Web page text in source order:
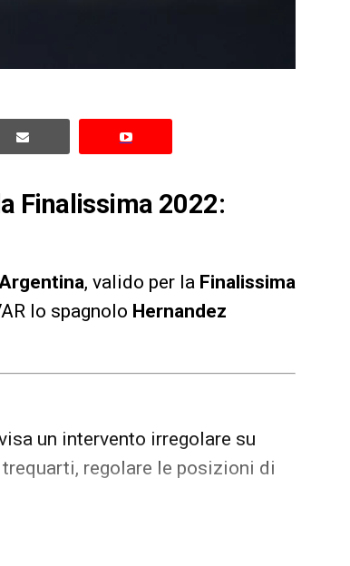
Finalissima 2022:
, valido per la Finalissima
lo spagnolo Hernandez
un intervento irregolare su
regolare le posizioni di